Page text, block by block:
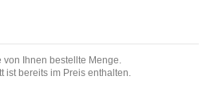
Ihnen bestellte Menge.
ist bereits im Preis enthalten.